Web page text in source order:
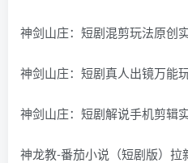
神剑山庄：短剧混剪玩法原创
神剑山庄：短剧真人出镜万能
神剑山庄：短剧解说手机剪辑
神龙教-番茄小说（短剧版）拉